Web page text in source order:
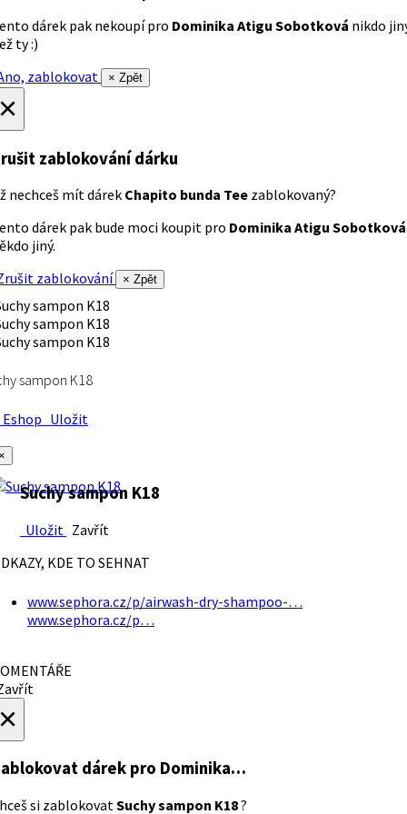
dárek pak nekoupí pro Dominika Atigu Sobotková nikdo
ty :)
zablokovat
× Zpět
zablokování dárku
nechceš mít dárek Chapito bunda Tee zablokovaný?
dárek pak bude moci koupit pro Dominika Atigu Sobotková
jiný.
zablokování
× Zpět
sampon K18
Uložit
Suchy sampon K18
Uložit Zavřít
KDE TO SEHNAT
www.sephora.cz/p/airwash-dry-shampoo-…
www.sephora.cz/p…
dárek pro Dominika…
si zablokovatSuchy sampon K18?